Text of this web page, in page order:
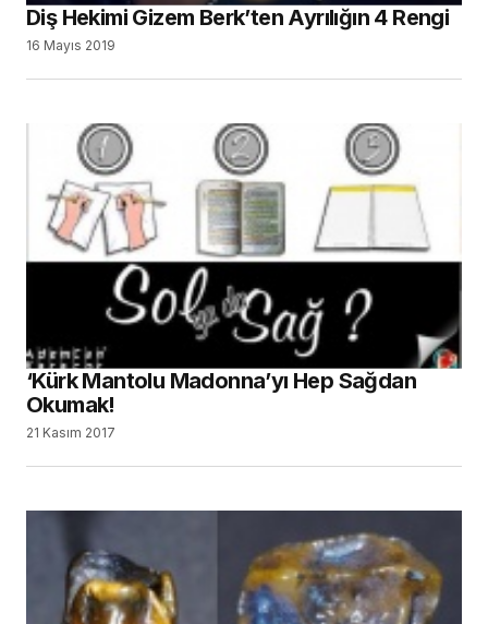
Diş Hekimi Gizem Berk’ten Ayrılığın 4 Rengi
16 Mayıs 2019
‘Kürk Mantolu Madonna’yı Hep Sağdan
Okumak!
21 Kasım 2017